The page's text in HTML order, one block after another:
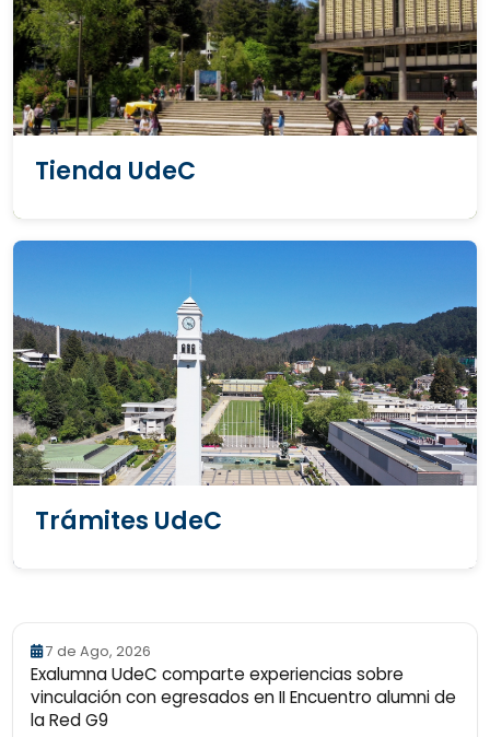
Tienda UdeC
Trámites UdeC
7 de Ago, 2026
Exalumna UdeC comparte experiencias sobre
vinculación con egresados en II Encuentro alumni de
la Red G9